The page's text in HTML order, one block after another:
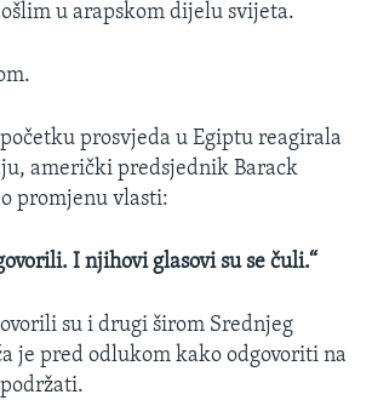
u arapskom dijelu svijeta.
prosvjeda u Egiptu reagirala
američki predsjednik Barack
promjenu vlasti:
I njihovi glasovi su se čuli.“
su i drugi širom Srednjeg
je pred odlukom kako odgovoriti na